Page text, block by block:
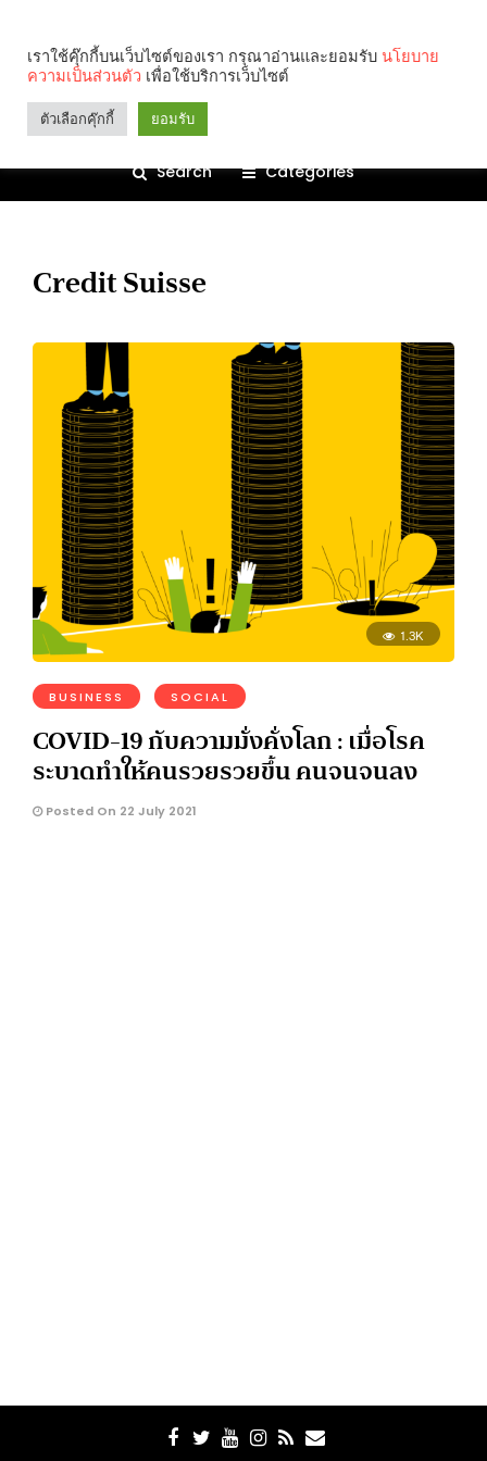
Search Categories
Credit Suisse
1.3K
BUSINESS SOCIAL
COVID-19 กับความมั่งคั่งโลก : เมื่อโรค
ระบาดทำให้คนรวยรวยขึ้น คนจนจนลง
Posted On 22 July 2021
เราใช้คุ๊กกี้บนเว็บไซต์ของเรา กรุณาอ่านและยอมรับ นโยบาย
ความเป็นส่วนตัว เพื่อใช้บริการเว็บไซต์
ตัวเลือกคุ๊กกี้ ยอมรับ